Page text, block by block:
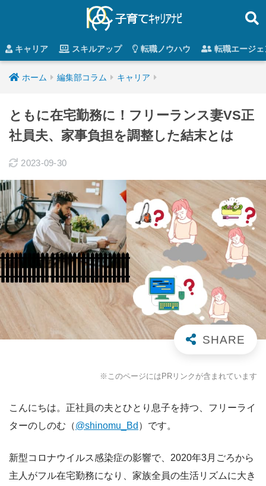
キャリア スキルアップ 転職ノウハウ 転職エージ
ホーム 編集部コラム キャリア
ともに在宅勤務に！フリーランス妻VS正
社員夫、家事負担を調整した結末とは
2023-09-30
※このページにはPRリンクが含まれています
こんにちは。正社員の夫とひとり息子を持つ、フリーライ
ターのしのむ（@shinomu_Bd ）です。
新型コロナウイルス感染症の影響で、2020年3月ごろから
主人がフル在宅勤務になり、家族全員の生活リズムに大き